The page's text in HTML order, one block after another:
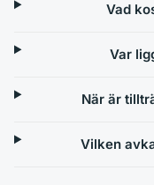
Vad
Var
När är
Vilken